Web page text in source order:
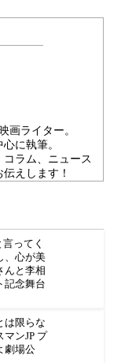
画ライター。
に執筆。
ラム、ニュース
えします！
ってく
、心が美
んと李相
記念舞台
は限らな
ンJP プ
劇場公